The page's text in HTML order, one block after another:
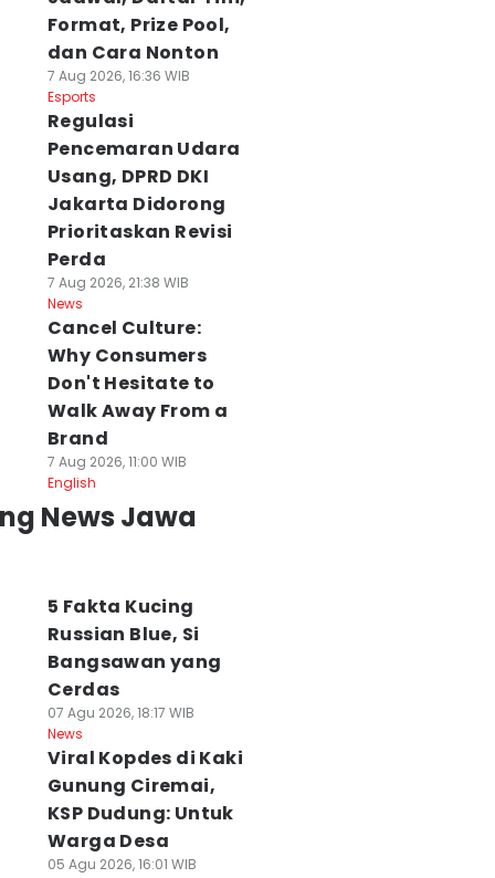
Jabar KDM Siapkan
Format, Prize Pool,
dan Cara Nonton
7 Aug 2026, 16:36 WIB
Esports
Regulasi
Pencemaran Udara
Usang, DPRD DKI
Jakarta Didorong
Prioritaskan Revisi
Perda
7 Aug 2026, 21:38 WIB
News
Cancel Culture:
Why Consumers
Don't Hesitate to
Walk Away From a
Brand
7 Aug 2026, 11:00 WIB
English
News Jawa
5 Fakta Kucing
Russian Blue, Si
Bangsawan yang
Cerdas
07 Agu 2026, 18:17 WIB
News
Viral Kopdes di Kaki
Gunung Ciremai,
KSP Dudung: Untuk
Warga Desa
05 Agu 2026, 16:01 WIB